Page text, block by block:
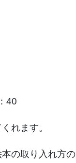
40
れます。
の取り入れ方の